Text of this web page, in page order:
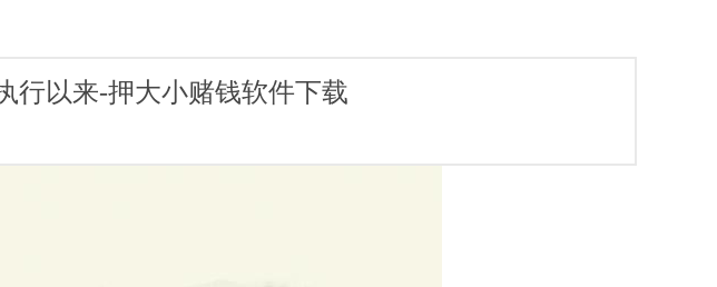
行以来-押大小赌钱软件下载